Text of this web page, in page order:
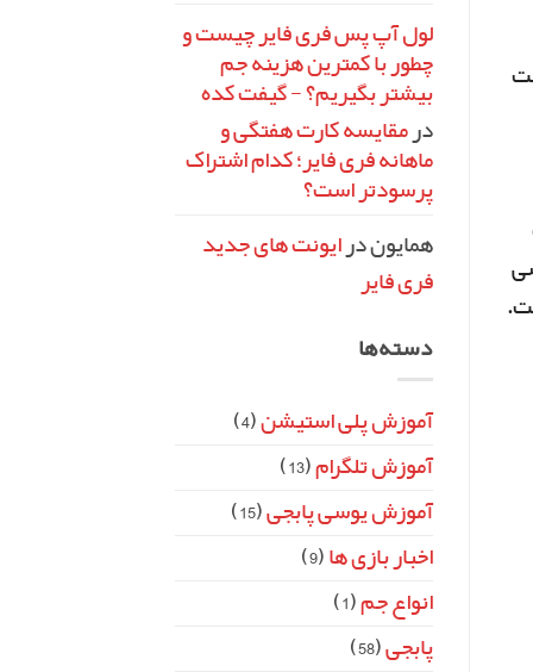
لول آپ پس فری فایر چیست و
چطور با کمترین هزینه جم
بیشتر بگیریم؟ - گیفت کده
درمقایسه کارت هفتگی و
ماهانه فری فایر؛ کدام اشتراک
پرسودتر است؟
همایوندرایونت‌ های جدید
فری فایر
دسته‌ها
آموزش پلی استیشن(4)
آموزش تلگرام(13)
آموزش یوسی پابجی(15)
اخبار بازی ها(9)
انواع جم(1)
پابجی(58)